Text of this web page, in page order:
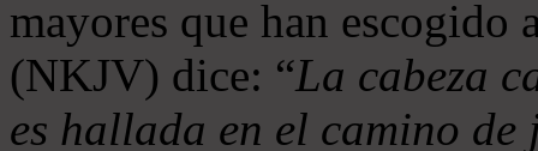
mayores que han
(NKJV) dice: “La cabeza
es hallada en el camino de